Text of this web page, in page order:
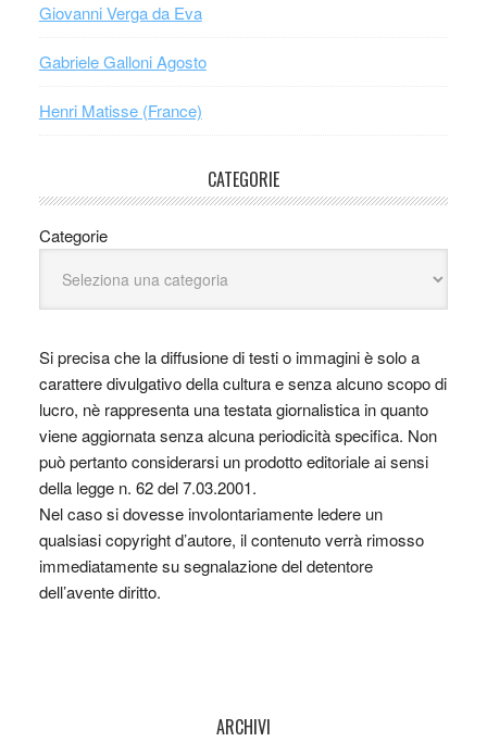
Giovanni Verga da Eva
Gabriele Galloni Agosto
Henri Matisse (France)
CATEGORIE
Categorie
Si precisa che la diffusione di testi o immagini è solo a
carattere divulgativo della cultura e senza alcuno scopo di
lucro, nè rappresenta una testata giornalistica in quanto
viene aggiornata senza alcuna periodicità specifica. Non
può pertanto considerarsi un prodotto editoriale ai sensi
della legge n. 62 del 7.03.2001.
Nel caso si dovesse involontariamente ledere un
qualsiasi copyright d’autore, il contenuto verrà rimosso
immediatamente su segnalazione del detentore
dell’avente diritto.
ARCHIVI